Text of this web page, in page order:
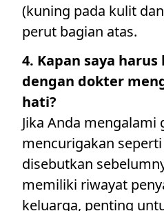
(kuning pada kulit
perut bagian atas.
4. Kapan saya
dengan dokter
hati?
Jika Anda mengalami
mencurigakan
disebutkan
memiliki riwayat
keluarga, penting